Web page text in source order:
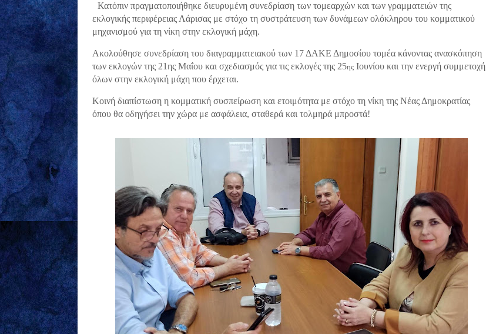
Κατόπιν πραγματοποιήθηκε διευρυμένη συνεδρίαση των τομεαρχών και των γραμματειών της
εκλογικής περιφέρειας Λάρισας με στόχο τη συστράτευση των δυνάμεων ολόκληρου του κομματικού
μηχανισμού για τη νίκη στην εκλογική μάχη.
Ακολούθησε συνεδρίαση του διαγραμματειακού των 17 ΔΑΚΕ Δημοσίου τομέα κάνοντας ανασκόπηση
των εκλογών της 21ης Μαΐου και σχεδιασμός για τις εκλογές της 25ης Ιουνίου και την ενεργή συμμετοχή
όλων στην εκλογική μάχη που έρχεται.
Κοινή διαπίστωση η κομματική συσπείρωση και ετοιμότητα με στόχο τη νίκη της Νέας Δημοκρατίας
όπου θα οδηγήσει την χώρα με ασφάλεια, σταθερά και τολμηρά μπροστά!